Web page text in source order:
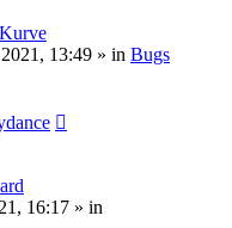
13:49 » in Bugs
16:17 » in